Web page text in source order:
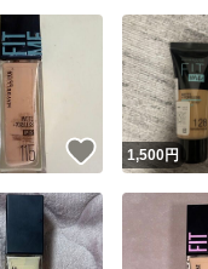
いいね！
1,500円